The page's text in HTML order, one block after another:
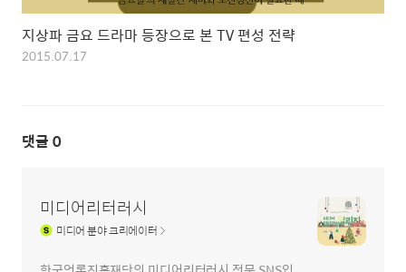
지상파 금요 드라마 등장으로 본 TV 편성 전략
2015.07.17
댓글 0
미디어리터러시
미디어분야 크리에이터